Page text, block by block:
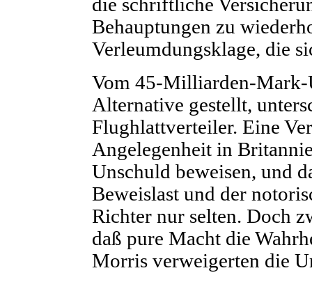
die schriftliche
Behauptungen zu
Verleumdungsklage, die
Vom 45-Milliarden-Mark-
Alternative gestellt,
Flughlattverteiler. Eine
Angelegenheit in
Unschuld beweisen, und
Beweislast und der
Richter nur selten. Doch
daß pure Macht die
Morris verweigerten die